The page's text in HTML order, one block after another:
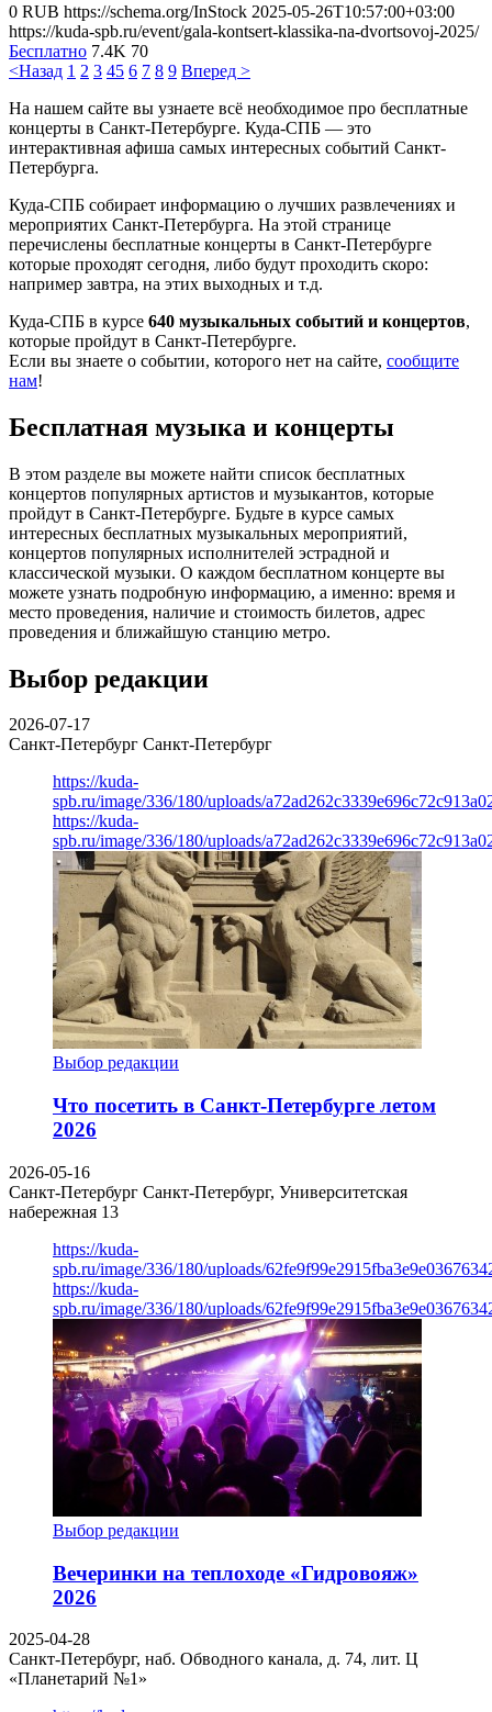
0 RUB https://schema.org/InStock 2025-05-26T10:57:00+03:00
https://kuda-spb.ru/event/gala-kontsert-klassika-na-dvortsovoj-2025/
Бесплатно 7.4K 70
<Назад 1 2 3 45 6 7 8 9 Вперед >
На нашем сайте вы узнаете всё необходимое про бесплатные
концерты в Санкт-Петербурге. Куда-СПБ — это
интерактивная афиша самых интересных событий Санкт-
Петербурга.
Куда-СПБ собирает информацию о лучших развлечениях и
мероприятих Санкт-Петербурга. На этой странице
перечислены бесплатные концерты в Санкт-Петербурге
которые проходят сегодня, либо будут проходить скоро:
например завтра, на этих выходных и т.д.
Куда-СПБ в курсе 640 музыкальных событий и концертов,
которые пройдут в Санкт-Петербурге.
Если вы знаете о событии, которого нет на сайте, сообщите
нам!
Бесплатная музыка и концерты
В этом разделе вы можете найти список бесплатных
концертов популярных артистов и музыкантов, которые
пройдут в Санкт-Петербурге. Будьте в курсе самых
интересных бесплатных музыкальных мероприятий,
концертов популярных исполнителей эстрадной и
классической музыки. О каждом бесплатном концерте вы
можете узнать подробную информацию, а именно: время и
место проведения, наличие и стоимость билетов, адрес
проведения и ближайшую станцию метро.
Выбор редакции
2026-07-17
Санкт-Петербург Санкт-Петербург
https://kuda-
spb.ru/image/336/180/uploads/
https://kuda-
spb.ru/image/336/180/uploads/
Выбор редакции
Что посетить в Санкт-Петербурге летом
2026
2026-05-16
Санкт-Петербург Санкт-Петербург, Университетская
набережная 13
https://kuda-
spb.ru/image/336/180/uploads/
https://kuda-
spb.ru/image/336/180/uploads/
Выбор редакции
Вечеринки на теплоходе «Гидровояж»
2026
2025-04-28
Санкт-Петербург, наб. Обводного канала, д. 74, лит. Ц
«Планетарий №1»